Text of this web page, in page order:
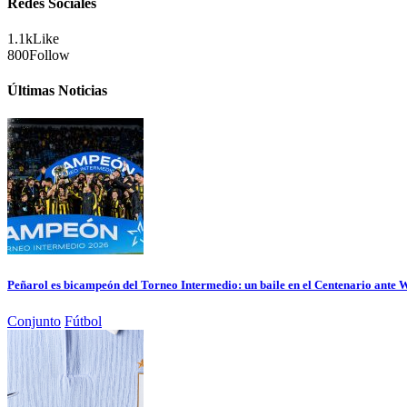
1.1kLike
800Follow
Últimas Noticias
Peñarol es bicampeón del Torneo Intermedio: un baile en el Centenario ante
Conjunto Fútbol